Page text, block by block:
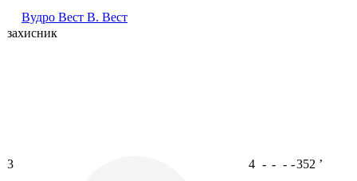
Вудро Вест В. Вест
захисник
3 4 - - - -352 ʼ